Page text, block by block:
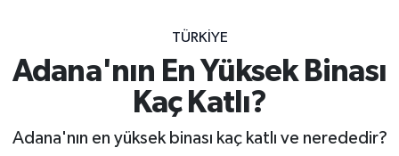
TÜRKİYE
Adana'nın En Yüksek Binası
Kaç Katlı?
Adana'nın en yüksek binası kaç katlı ve nerededir?